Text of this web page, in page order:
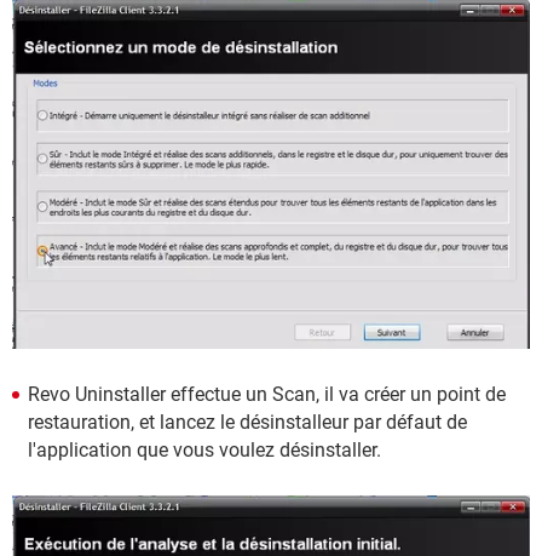
Revo Uninstaller effectue un Scan, il va créer un point de
restauration, et lancez le désinstalleur par défaut de
l'application que vous voulez désinstaller.